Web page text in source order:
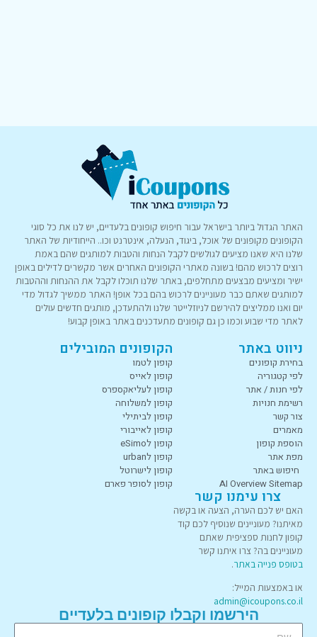
האתר הגדול ביותר בישראל עבור חיפוש קופונים בלעדיים, יש לנו את כל סוגי
הקופונים מקופונים של אוכל, ביגוד, הנעלה, אינטרנט וכו.. הייחודיות של האתר
שלנו היא שאנו מציעים לגולשים לקבל הנחות והטבות למותגים שהם באמת
רוצים לרכוש מהם! בשונה מאתרי הקופונים האחרים אשר מקשרים לדילים באופן
ישיר ומציעים מבצעים מתחלפים, באתר שלנו תוכלו לקבל את ההנחות וההטבות
למותגים שאתם כבר מעוניינים לרכוש בהם בכל אופן! האתר ממשיך לגדול מדי
יום ואנו ממליצים להירשם לניוזלייטר שלנו ולהתעדכן, מותגים חדשים עולים
לאתר מדי שבוע וכמו כן גם קופונים מתעדכנים באתר באופן קבוע!
ניווט באתר
בחירת קופונים
לפי קטגוריה
לפי חנות / אתר
רשימת חנויות
צור קשר
מאמרים
הוספת קופון
מפת אתר
חיפוש באתר
AI Overview Sitemap
הקופונים המובילים
קופון לטמו
קופון לאייס
קופון לעליאקספרס
קופון למשלוחה
קופון לביתילי
קופון לאייבורי
קופון לeSimo
קופון לurban
קופון לישרוטל
קופון לסופר פארם
צרו עימנו קשר
האם יש לכם הערה, הצעה או בקשה
מאיתנו? מעוניינים שנוסיף לכם קוד
קופון לחנות ספציפית שאתם
מעוניינים בה? צרו איתנו קשר
בטופס פנייה באתר.
או באמצעות המייל:
admin@icoupons.co.il
הירשמו וקבלו קופונים בלעדיים